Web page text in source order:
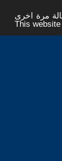
مرة اخرى -
This